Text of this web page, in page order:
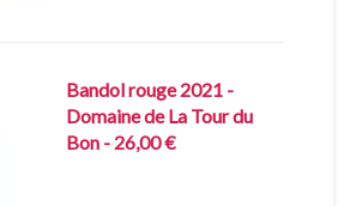
Bandol rouge 2021 -
Domaine de La Tour du
Bon - 26,00 €